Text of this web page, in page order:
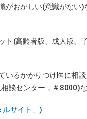
おかしい(意識がない
(高齢者版、成人版、
るかかりつけ医に相
談センター，＃8000)
ルサイト」)